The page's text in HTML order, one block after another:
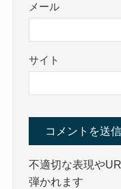
メール
サイト
不適切な表現や
弾かれます